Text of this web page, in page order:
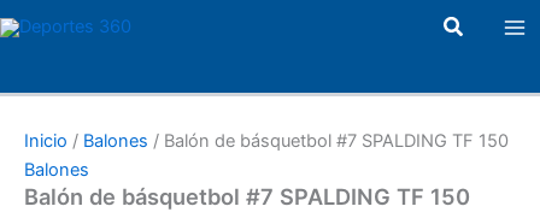
Ir
al
Buscar
Inicio / Balones / Balón de básquetbol #7 SPALDING TF 150
Balones
Balón de básquetbol #7 SPALDING TF 150
de
TF
150
cantidad